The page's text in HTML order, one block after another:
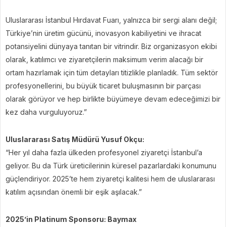
Uluslararası İstanbul Hırdavat Fuarı, yalnızca bir sergi alanı değil;
Türkiye’nin üretim gücünü, inovasyon kabiliyetini ve ihracat
potansiyelini dünyaya tanıtan bir vitrindir. Biz organizasyon ekibi
olarak, katılımcı ve ziyaretçilerin maksimum verim alacağı bir
ortam hazırlamak için tüm detayları titizlikle planladık. Tüm sektör
profesyonellerini, bu büyük ticaret buluşmasının bir parçası
olarak görüyor ve hep birlikte büyümeye devam edeceğimizi bir
kez daha vurguluyoruz.”
Uluslararası Satış Müdürü Yusuf Okçu:
“Her yıl daha fazla ülkeden profesyonel ziyaretçi İstanbul’a
geliyor. Bu da Türk üreticilerinin küresel pazarlardaki konumunu
güçlendiriyor. 2025’te hem ziyaretçi kalitesi hem de uluslararası
katılım açısından önemli bir eşik aşılacak.”
2025’in Platinum Sponsoru: Baymax